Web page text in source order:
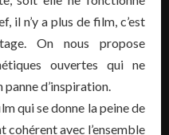
il n’y a plus de film, c’est
On nous propose
ouvertes qui ne
d’inspiration.
qui se donne la peine de
cohérent avec l’ensemble